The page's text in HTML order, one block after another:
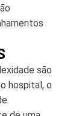
são
hospital, o